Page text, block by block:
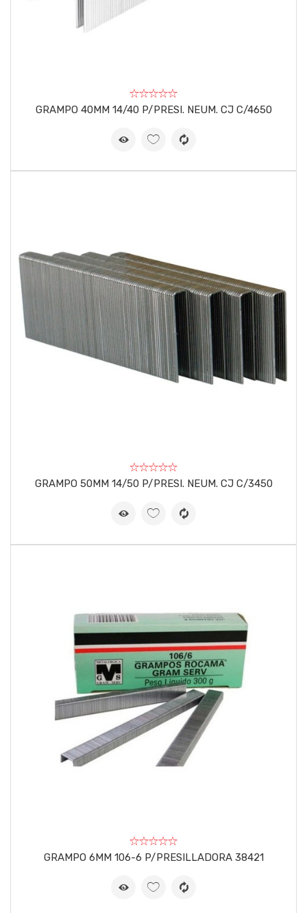
GRAMPO 40MM 14/40 P/PRESI. NEUM. CJ C/4650
GRAMPO 50MM 14/50 P/PRESI. NEUM. CJ C/3450
GRAMPO 6MM 106-6 P/PRESILLADORA 38421